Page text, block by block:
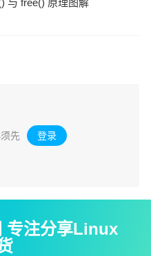
先 登录 。
专注分享Linux